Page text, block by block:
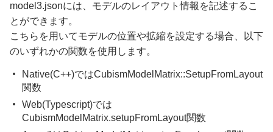
model3.jsonには、モデルのレイアウト情報を記述するこ
とができます。
こちらを用いてモデルの位置や拡縮を設定する場合、以下
のいずれかの関数を使用します。
Native(C++)ではCubismModelMatrix::SetupFromLayout
関数
Web(Typescript)では
CubismModelMatrix.setupFromLayout関数